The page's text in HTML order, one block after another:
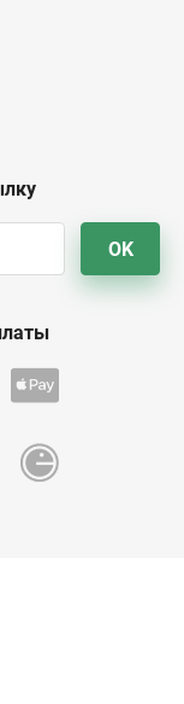
OK